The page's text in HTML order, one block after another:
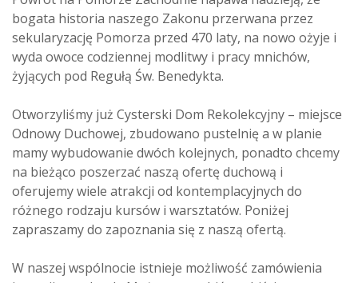
bogata historia naszego Zakonu przerwana przez
sekularyzację Pomorza przed 470 laty, na nowo ożyje i
wyda owoce codziennej modlitwy i pracy mnichów,
żyjących pod Regułą Św. Benedykta.
Otworzyliśmy już Cysterski Dom Rekolekcyjny – miejsce
Odnowy Duchowej, zbudowano pustelnię a w planie
mamy wybudowanie dwóch kolejnych, ponadto chcemy
na bieżąco poszerzać naszą ofertę duchową i
oferujemy wiele atrakcji od kontemplacyjnych do
różnego rodzaju kursów i warsztatów. Poniżej
zapraszamy do zapoznania się z naszą ofertą.
W naszej wspólnocie istnieje możliwość zamówienia